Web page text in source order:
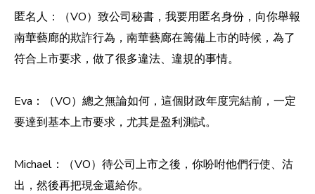
匿名人：（VO）致公司秘書，我要用匿名身份，向你舉報
南華藝廊的欺詐行為，南華藝廊在籌備上市的時候，為了
符合上市要求，做了很多違法、違規的事情。
Eva：（VO）總之無論如何，這個財政年度完結前，一定
要達到基本上市要求，尤其是盈利測試。
Michael：（VO）待公司上市之後，你吩咐他們行使、沽
出，然後再把現金還給你。